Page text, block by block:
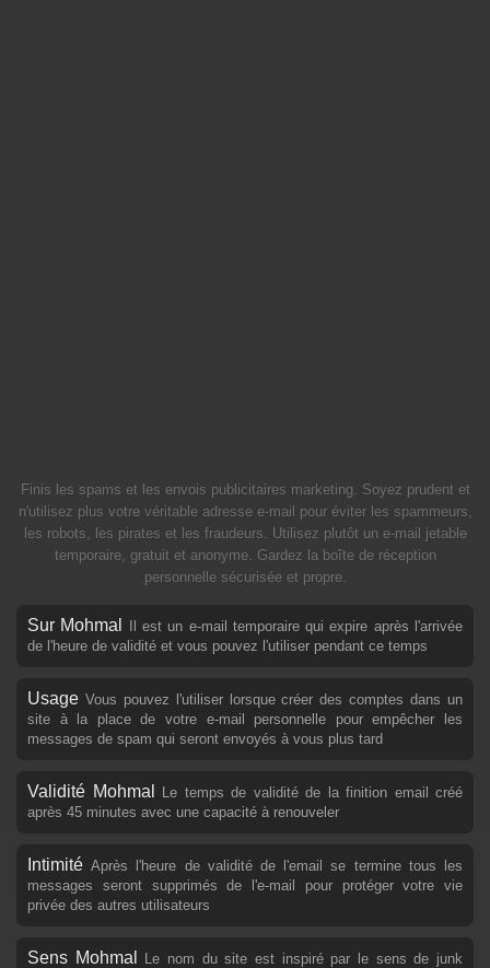
Finis les spams et les envois publicitaires marketing. Soyez prudent et
n'utilisez plus votre véritable adresse e-mail pour éviter les spammeurs,
les robots, les pirates et les fraudeurs. Utilisez plutôt un e-mail jetable
temporaire, gratuit et anonyme. Gardez la boîte de réception
personnelle sécurisée et propre.
Sur Mohmal
Il est un e-mail temporaire qui expire après l'arrivée
de l'heure de validité et vous pouvez l'utiliser pendant ce temps
Usage Vous pouvez l'utiliser lorsque créer des comptes dans un
site à la place de votre e-mail personnelle pour empêcher les
messages de spam qui seront envoyés à vous plus tard
Validité Mohmal
Le temps de validité de la finition email créé
après 45 minutes avec une capacité à renouveler
IntimitéAprès l'heure de validité de l'email se termine tous les
messages seront supprimés de l'e-mail pour protéger votre vie
privée des autres utilisateurs
Sens Mohmal
Le nom du site est inspiré par le sens de junk